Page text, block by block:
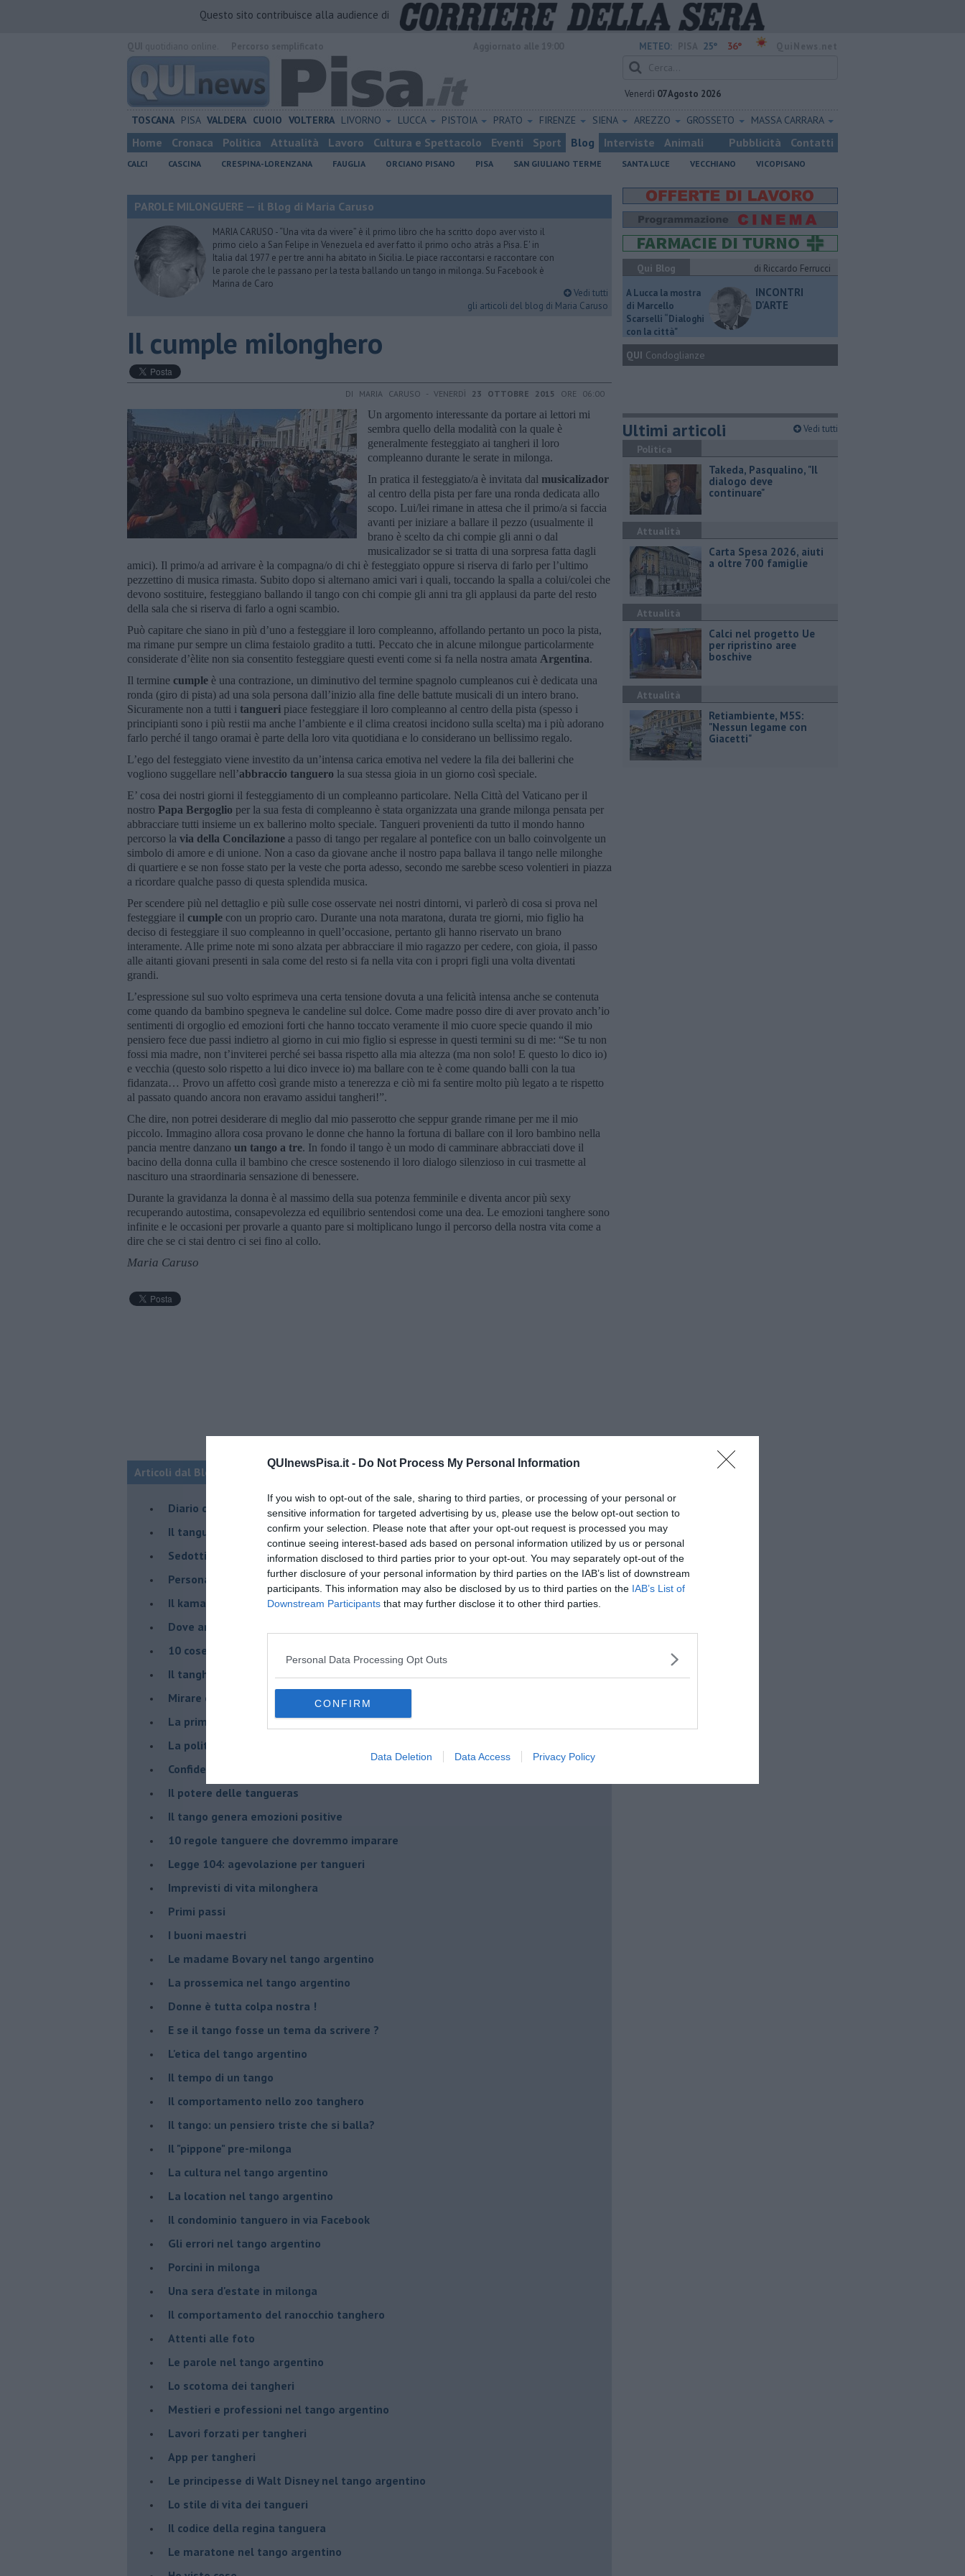
QUInewsPisa.it - Do Not Process My Personal Information
If you wish to opt-out of the sale, sharing to third parties, or processing of your personal or
sensitive information for targeted advertising by us, please use the below opt-out section to
confirm your selection. Please note that after your opt-out request is processed you may
continue seeing interest-based ads based on personal information utilized by us or personal
information disclosed to third parties prior to your opt-out. You may separately opt-out of the
further disclosure of your personal information by third parties on the IAB’s list of downstream
participants. This information may also be disclosed by us to third parties on the IAB’s List of
Downstream Participants that may further disclose it to other third parties.
Personal Data Processing Opt Outs
CONFIRM
Data Deletion Data Access Privacy Policy
Questo sito contribuisce alla audience di
METEO: 25° 36°
Venerdì 07 Agosto 2026
TOSCANA PISA VALDERA CUOIO VOLTERRA LIVORNO LUCCA PISTOIA PRATO FIRENZE SIENA AREZZO GROSSETO MASSA CARRARA
Home Cronaca Politica Attualità Lavoro Cultura e Spettacolo Eventi Sport Blog Interviste Animali Pubblicità Contatti
CALCI CASCINA CRESPINA-LORENZANA FAUGLIA ORCIANO PISANO PISA SAN GIULIANO TERME SANTA LUCE VECCHIANO VICOPISANO
PAROLE MILONGUERE — il Blog di Maria Caruso
MARIA CARUSO - “Una vita da vivere” è il primo libro che ha scritto dopo aver visto il
primo cielo a San Felipe in Venezuela ed aver fatto il primo ocho atràs a Pisa. E' in
Italia dal 1977 e per tre anni ha abitato in Sicilia. Le piace raccontarsi e raccontare con
le parole che le passano per la testa ballando un tango in milonga. Su Facebook è
Marina de Caro
Vedi tutti
gli articoli del blog di Maria Caruso
Il cumple milonghero
DI MARIA CARUSO - VENERDÌ 23 OTTOBRE 2015 ORE 06:00
Un argomento interessante da portare ai lettori mi
sembra quello della modalità con la quale è
generalmente festeggiato ai tangheri il loro
compleanno durante le serate in milonga.
In pratica il festeggiato/a è invitata dal musicalizador
al centro della pista per fare una ronda dedicata allo
scopo. Lui/lei rimane in attesa che il primo/a si faccia
avanti per iniziare a ballare il pezzo (usualmente il
brano è scelto da chi compie gli anni o dal
musicalizador se si tratta di una sorpresa fatta dagli
amici). Il primo/a ad arrivare è la compagna/o di chi è festeggiato oppure si riserva di farlo per l’ultimo
pezzettino di musica rimasta. Subito dopo si alternano amici vari i quali, toccando la spalla a colui/colei che
devono sostituire, festeggiano ballando il tango con chi compie gli anni tra gli applausi da parte del resto
della sala che si riserva di farlo a ogni scambio.
Può capitare che siano in più d’uno a festeggiare il loro compleanno, affollando pertanto un poco la pista,
ma rimane pur sempre un clima festaiolo gradito a tutti. Peccato che in alcune milongue particolarmente
considerate d’èlite non sia consentito festeggiare questi eventi come si fa nella nostra amata Argentina.
Il termine cumple è una contrazione, un diminutivo del termine spagnolo cumpleanos cui è dedicata una
ronda (giro di pista) ad una sola persona dall’inizio alla fine delle battute musicali di un intero brano.
Sicuramente non a tutti i tangueri piace festeggiare il loro compleanno al centro della pista (spesso i
principianti sono i più restii ma anche l’ambiente e il clima creatosi incidono sulla scelta) ma i più adorano
farlo perché il tango oramai è parte della loro vita quotidiana e lo considerano un bellissimo regalo.
L’ego del festeggiato viene investito da un’intensa carica emotiva nel vedere la fila dei ballerini che
vogliono suggellare nell’abbraccio tanguero la sua stessa gioia in un giorno così speciale.
E’ cosa dei nostri giorni il festeggiamento di un compleanno particolare. Nella Città del Vaticano per il
nostro Papa Bergoglio per la sua festa di compleanno è stata organizzata una grande milonga pensata per
abbracciare tutti insieme un ex ballerino molto speciale. Tangueri provenienti da tutto il mondo hanno
percorso la via della Concilazione a passo di tango per regalare al pontefice con un ballo coinvolgente un
simbolo di amore e di unione. Non a caso da giovane anche il nostro papa ballava il tango nelle milonghe
di quartiere e se non fosse stato per la veste che porta adesso, secondo me sarebbe sceso volentieri in piazza
a ricordare qualche passo di questa splendida musica.
Per scendere più nel dettaglio e più sulle cose osservate nei nostri dintorni, vi parlerò di cosa si prova nel
festeggiare il cumple con un proprio caro. Durante una nota maratona, durata tre giorni, mio figlio ha
deciso di festeggiare il suo compleanno in quell’occasione, pertanto gli hanno riservato un brano
interamente. Alle prime note mi sono alzata per abbracciare il mio ragazzo per cedere, con gioia, il passo
alle aitanti giovani presenti in sala come del resto si fa nella vita con i propri figli una volta diventati
grandi.
L’espressione sul suo volto esprimeva una certa tensione dovuta a una felicità intensa anche se contenuta
come quando da bambino spegneva le candeline sul dolce. Come madre posso dire di aver provato anch’io
sentimenti di orgoglio ed emozioni forti che hanno toccato veramente il mio cuore specie quando il mio
pensiero fece due passi indietro al giorno in cui mio figlio si espresse in questi termini su di me: “Se tu non
fossi mia madre, non t’inviterei perché sei bassa rispetto alla mia altezza (ma non solo! E questo lo dico io)
e vecchia (questo solo rispetto a lui dico invece io) ma ballare con te è come quando balli con la tua
fidanzata… Provo un affetto così grande misto a tenerezza e ciò mi fa sentire molto più legato a te rispetto
al passato quando ancora non eravamo assidui tangheri!”.
Che dire, non potrei desiderare di meglio dal mio passerotto che seppur grande rimane per me il mio
piccolo. Immagino allora cosa provano le donne che hanno la fortuna di ballare con il loro bambino nella
pancia mentre danzano un tango a tre. In fondo il tango è un modo di camminare abbracciati dove il
bacino della donna culla il bambino che cresce sostenendo il loro dialogo silenzioso in cui trasmette al
nascituro una straordinaria sensazione di benessere.
Durante la gravidanza la donna è al massimo della sua potenza femminile e diventa ancor più sexy
recuperando autostima, consapevolezza ed equilibrio sentendosi come una dea. Le emozioni tanghere sono
infinite e le occasioni per provarle a quanto pare si moltiplicano lungo il percorso della nostra vita come a
dire che se ci stai dentro ci sei fino al collo.
Maria Caruso
Articoli dal Blog “Parole milonguere” di Maria Caruso
Diario di una tanghera
Il tanguero che entra in pista
Sedotti e abbandonati nel tango argentino
Personalità tanguera
Il kamasutango
Dove andiamo stasera?
10 cose da non dire a fine tanda
Il tanghero odioso
Mirare con la PNL
La prima volta
La politica nel tango argentino
Confidenze tanghere
Il potere delle tangueras
Il tango genera emozioni positive
10 regole tanguere che dovremmo imparare
Legge 104: agevolazione per tangueri
Imprevisti di vita milonghera
Primi passi
I buoni maestri
Le madame Bovary nel tango argentino
La prossemica nel tango argentino
Donne è tutta colpa nostra !
E se il tango fosse un tema da scrivere ?
L'etica del tango argentino
Il tempo di un tango
Il comportamento nello zoo tanghero
Il tango: un pensiero triste che si balla?
Il "pippone" pre-milonga
La cultura nel tango argentino
La location nel tango argentino
Il condominio tanguero in via Facebook
Gli errori nel tango argentino
Porcini in milonga
Una sera d'estate in milonga
Il comportamento del ranocchio tanghero
Attenti alle foto
Le parole nel tango argentino
Lo scotoma dei tangheri
Mestieri e professioni nel tango argentino
Lavori forzati per tangheri
App per tangheri
Le principesse di Walt Disney nel tango argentino
Lo stile di vita dei tangueri
Il codice della regina tanguera
Le maratone nel tango argentino
Qui Blog
di Riccardo Ferrucci
A Lucca la mostra
di Marcello
Scarselli “Dialoghi
con la città"
INCONTRI
D'ARTE
QUI Condoglianze
Ultimi articoli Vedi tutti
Politica
Takeda, Pasqualino, "Il
dialogo deve
continuare"
Attualità
Carta Spesa 2026, aiuti
a oltre 700 famiglie
Attualità
Calci nel progetto Ue
per ripristino aree
boschive
Attualità
Retiambiente, M5S:
"Nessun legame con
Giacetti"